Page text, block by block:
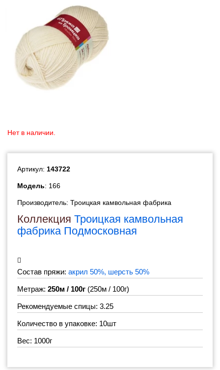
Нет в наличии.
Артикул: 143722
Модель: 166
Производитель: Троицкая камвольная фабрика
Коллекция Троицкая камвольная
фабрика Подмосковная
Состав пряжи: акрил 50%, шерсть 50%
Метраж: 250м / 100г (250м / 100г)
Рекомендуемые спицы: 3.25
Количество в упаковке: 10шт
Вес: 1000г